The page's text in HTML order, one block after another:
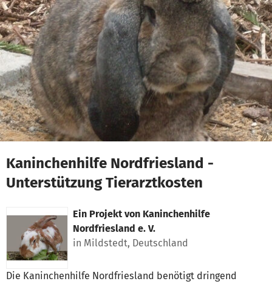
Zum Hauptinhalt springen
Erklärung zur Barrierefreiheit anzeigen
Kaninchenhilfe Nordfriesland -
Unterstützung Tierarztkosten
Ein Projekt von Kaninchenhilfe
Nordfriesland e. V.
in Mildstedt, Deutschland
Die Kaninchenhilfe Nordfriesland benötigt dringend